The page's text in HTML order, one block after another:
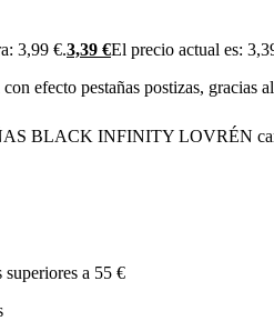
3,99 €.3,39 €El precio actual es:
con efecto pestañas postizas,
BLACK INFINITY LOVRÉN
a 55 €